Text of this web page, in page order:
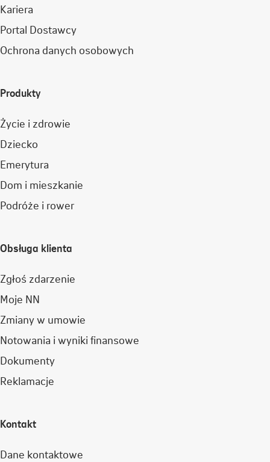
Kariera
Portal Dostawcy
Ochrona danych osobowych
Produkty
Życie i zdrowie
Dziecko
Emerytura
Dom i mieszkanie
Podróże i rower
Obsługa klienta
Zgłoś zdarzenie
Moje NN
Zmiany w umowie
Notowania i wyniki finansowe
Dokumenty
Reklamacje
Kontakt
Dane kontaktowe